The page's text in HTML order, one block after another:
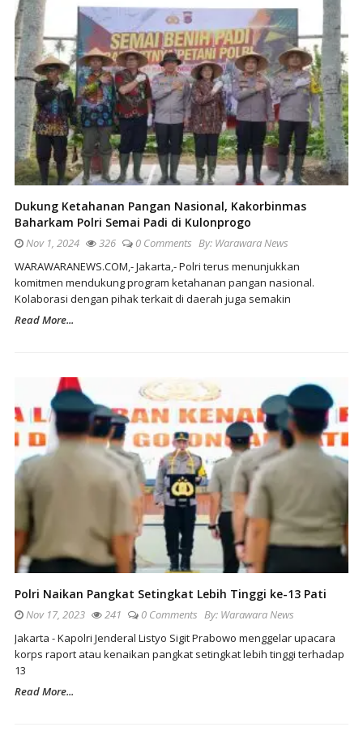
Dukung Ketahanan Pangan Nasional, Kakorbinmas
Baharkam Polri Semai Padi di Kulonprogo
Nov 1, 2024 326 0 Comments By: Warawara News
WARAWARANEWS.COM,- Jakarta,- Polri terus menunjukkan
komitmen mendukung program ketahanan pangan nasional.
Kolaborasi dengan pihak terkait di daerah juga semakin
Read More...
Polri Naikan Pangkat Setingkat Lebih Tinggi ke-13 Pati
Nov 17, 2023 241 0 Comments By: Warawara News
Jakarta - Kapolri Jenderal Listyo Sigit Prabowo menggelar upacara
korps raport atau kenaikan pangkat setingkat lebih tinggi terhadap
13
Read More...